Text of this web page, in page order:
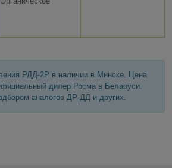
РДД-2Р в наличии в Минске. Цена
дилер Росма в Беларуси.
аналогов ДР-ДД и других.